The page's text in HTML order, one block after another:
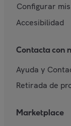
Configurar
Accesibilidad
Contacta con
Ayuda y
Retirada de
Marketplace